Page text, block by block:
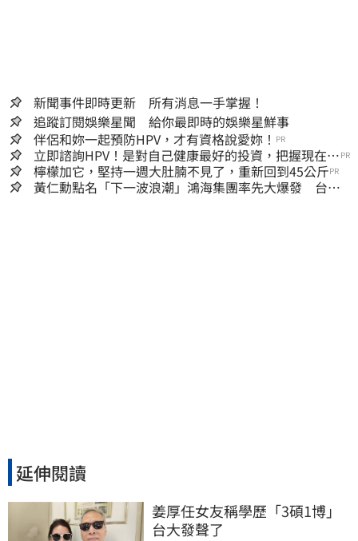
新聞事件即時更新 所有消息一手掌握！
追蹤訂閱娛樂星聞 給你最即時的娛樂星鮮事
伴侶和妳一起預防HPV，才有資格說愛妳！ PR
立即諮詢HPV！是對自己健康最好的投資，把握現在不
嫌晚！
PR
檸檬加它，堅持一週大肚腩不見了，重新回到45公斤PR
黃仁勳點名「下一波浪潮」鴻海集團率先大爆發 台股
延伸閱讀
姜厚任女友稱學歷「3碩1博」
台大發聲了